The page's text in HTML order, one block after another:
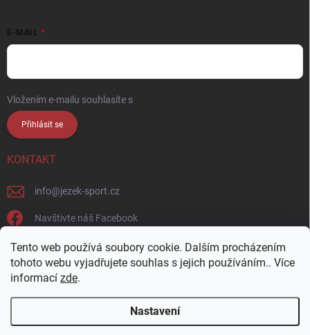
Tento web používá soubory cookie. Dalším procházením
tohoto webu vyjadřujete souhlas s jejich používáním.. Více
informací zde.
Nastavení
E-MAIL
Vložením e-mailu souhlasíte s
Přihlásit se
KONTAKT
info@jezek-sport.cz
Navštivte náš Facebook
jezek_sport_np/